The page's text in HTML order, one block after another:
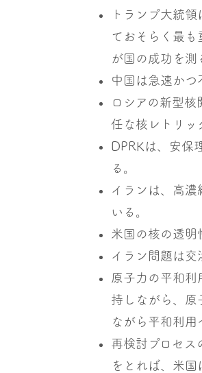
トランプ大統
ておそらく最も
が国の成功を測
中国は急速かつ
ロシアの新型
任な核レトリッ
DPRKは、安保
る。
イランは、高濃
いる。
米国の核の透明
イラン問題は交
原子力の平和利
持しながら、原
ながら平和利用
再検討プロセス
をとれば、米国